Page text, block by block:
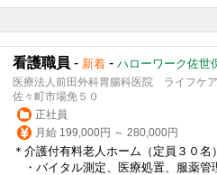
看護職員 - 新着 - ハローワーク佐世
医療法人前田外科胃腸科医院 ライフケ
佐々町市場免５０
正社員
月給 199,000円 ～ 280,000円
＊介護付有料老人ホーム（定員３０
・バイタル測定、医療処置、服薬管